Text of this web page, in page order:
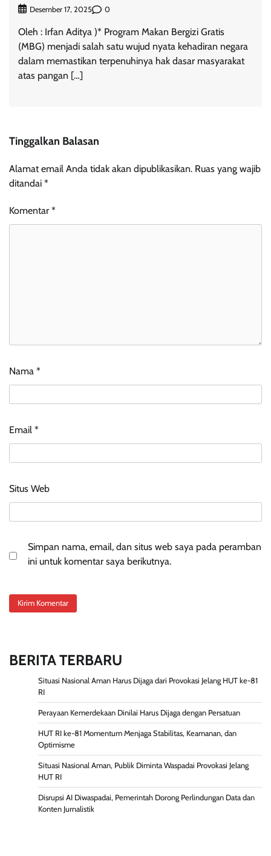
Desember 17, 2025 0
Oleh : Irfan Aditya )* Program Makan Bergizi Gratis
(MBG) menjadi salah satu wujud nyata kehadiran negara
dalam memastikan terpenuhinya hak dasar masyarakat
atas pangan […]
Tinggalkan Balasan
Alamat email Anda tidak akan dipublikasikan. Ruas yang wajib
ditandai *
Komentar *
Nama *
Email *
Situs Web
Simpan nama, email, dan situs web saya pada peramban
ini untuk komentar saya berikutnya.
BERITA TERBARU
Situasi Nasional Aman Harus Dijaga dari Provokasi Jelang HUT ke-81
RI
Perayaan Kemerdekaan Dinilai Harus Dijaga dengan Persatuan
HUT RI ke-81 Momentum Menjaga Stabilitas, Keamanan, dan
Optimisme
Situasi Nasional Aman, Publik Diminta Waspadai Provokasi Jelang
HUT RI
Disrupsi AI Diwaspadai, Pemerintah Dorong Perlindungan Data dan
Konten Jurnalistik